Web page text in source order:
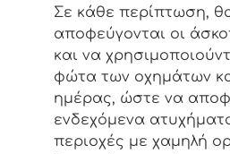
Σε κάθε περίπτωση,
αποφεύγονται οι
και να
φώτα των οχημάτων
ημέρας, ώστε να
ενδεχόμενα
περιοχές με χαμηλή